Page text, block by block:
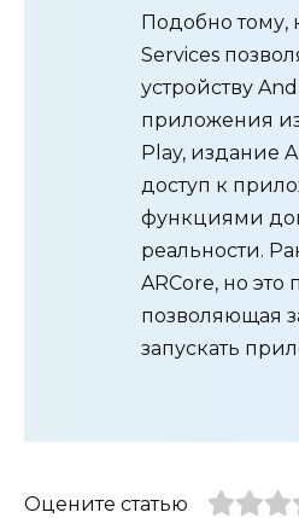
Подобно тому,
Services
устройству
приложения
Play, издание
доступ к
функциями
реальности.
ARCore, но это
позволяющая
запускать
Оцените статью